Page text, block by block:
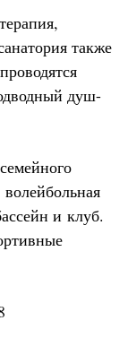
также
душ-
и клуб.